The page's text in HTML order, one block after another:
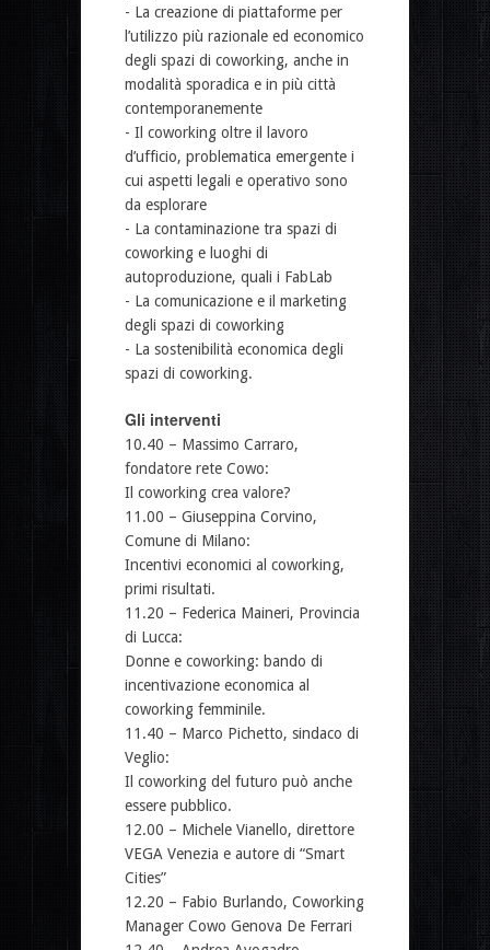
- La creazione di piattaforme per
l’utilizzo più razionale ed economico
degli spazi di coworking, anche in
modalità sporadica e in più città
contemporanemente
- Il coworking oltre il lavoro
d’ufficio, problematica emergente i
cui aspetti legali e operativo sono
da esplorare
- La contaminazione tra spazi di
coworking e luoghi di
autoproduzione, quali i FabLab
- La comunicazione e il marketing
degli spazi di coworking
- La sostenibilità economica degli
spazi di coworking.
Gli interventi
10.40 – Massimo Carraro,
fondatore rete Cowo:
Il coworking crea valore?
11.00 – Giuseppina Corvino,
Comune di Milano:
Incentivi economici al coworking,
primi risultati.
11.20 – Federica Maineri, Provincia
di Lucca:
Donne e coworking: bando di
incentivazione economica al
coworking femminile.
11.40 – Marco Pichetto, sindaco di
Veglio:
Il coworking del futuro può anche
essere pubblico.
12.00 – Michele Vianello, direttore
VEGA Venezia e autore di “Smart
Cities”
12.20 – Fabio Burlando, Coworking
Manager Cowo Genova De Ferrari